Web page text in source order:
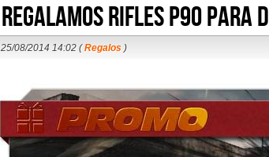
Regalamos rifles P90 para
25/08/2014 14:02 (Regalos )